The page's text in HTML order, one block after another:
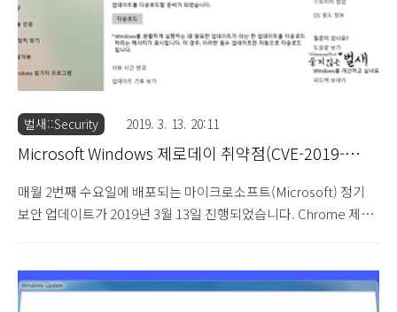
벌새::Security 2019. 3. 13. 20:11
Microsoft Windows 제로데이 취약점(CVE-2019-
매월 2번째 수요일에 배포되는 마이크로소프트(Microsoft) 정기
보안 업데이트가 2019년 3월 13일 진행되었습니다. Chrome 제로
점(CVE-2019-5786)과 함께 사용된 Win32k 권한 상승 취약점 2건
(CVE-2019-0797, CVE-2019-0808)에 대한 보안 패치가 포함되어